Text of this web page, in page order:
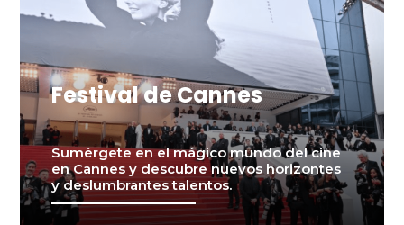
Festival de Cannes
Sumérgete en el mágico mundo del cine
en Cannes y descubre nuevos horizontes
y deslumbrantes talentos.